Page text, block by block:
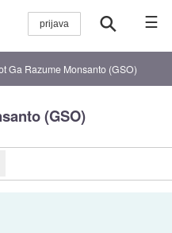
☰
Ga Razume Monsanto (GSO)
(GSO)